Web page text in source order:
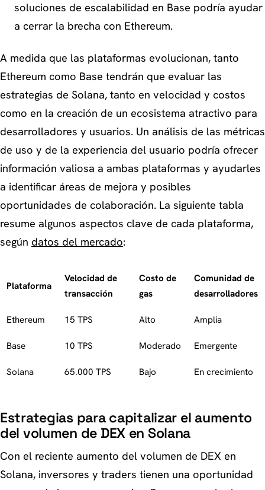
soluciones de escalabilidad en Base podría ayudar
a cerrar la brecha con Ethereum.
A medida que las plataformas evolucionan, tanto
Ethereum como Base tendrán que evaluar las
estrategias de Solana, tanto en velocidad y costos
como en la creación de un ecosistema atractivo para
desarrolladores y usuarios. Un análisis de las métricas
de uso y de la experiencia del usuario podría ofrecer
información valiosa a ambas plataformas y ayudarles
a identificar áreas de mejora y posibles
oportunidades de colaboración. La siguiente tabla
resume algunos aspectos clave de cada plataforma,
según datos del mercado:
Plataforma
Velocidad de
transacción
Costo de
gas
Comunidad de
desarrolladores
Ethereum 15 TPS Alto Amplia
Base 10 TPS Moderado Emergente
Solana 65.000 TPS Bajo En crecimiento
Estrategias para capitalizar el aumento
del volumen de DEX en Solana
Con el reciente aumento del volumen de DEX en
Solana, inversores y traders tienen una oportunidad